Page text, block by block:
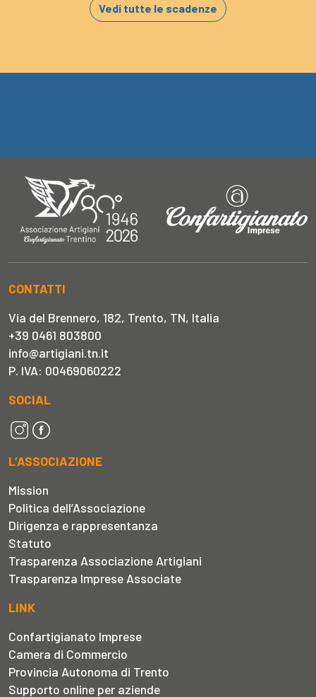
Vedi tutte le scadenze
CONTATTI
Via del Brennero, 182, Trento, TN, Italia
+39 0461 803800
info@artigiani.tn.it
P. IVA: 00469060222
SOCIAL
L’ASSOCIAZIONE
Mission
Politica dell’Associazione
Dirigenza e rappresentanza
Statuto
Trasparenza Associazione Artigiani
Trasparenza Imprese Associate
LINK
Confartigianato Imprese
Camera di Commercio
Provincia Autonoma di Trento
Supporto online per aziende